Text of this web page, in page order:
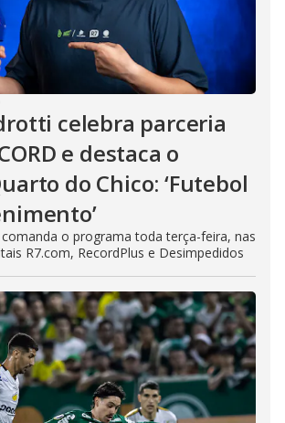
celebra parceria
e destaca o
do Chico: ‘Futebol
o programa toda terça-feira, nas
R7.com, RecordPlus e Desimpedidos